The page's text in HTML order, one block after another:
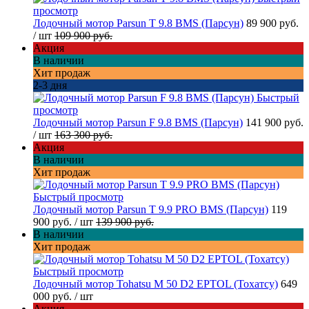
просмотр
Лодочный мотор Parsun T 9.8 BMS (Парсун) 89 900 руб.
/ шт 109 900 руб.
Акция
В наличии
Хит продаж
2-3 дня
Быстрый
просмотр
Лодочный мотор Parsun F 9.8 BMS (Парсун) 141 900 руб.
/ шт 163 300 руб.
Акция
В наличии
Хит продаж
Быстрый просмотр
Лодочный мотор Parsun T 9.9 PRO BMS (Парсун) 119
900 руб. / шт 139 900 руб.
В наличии
Хит продаж
Быстрый просмотр
Лодочный мотор Tohatsu M 50 D2 EPTOL (Тохатсу) 649
000 руб. / шт